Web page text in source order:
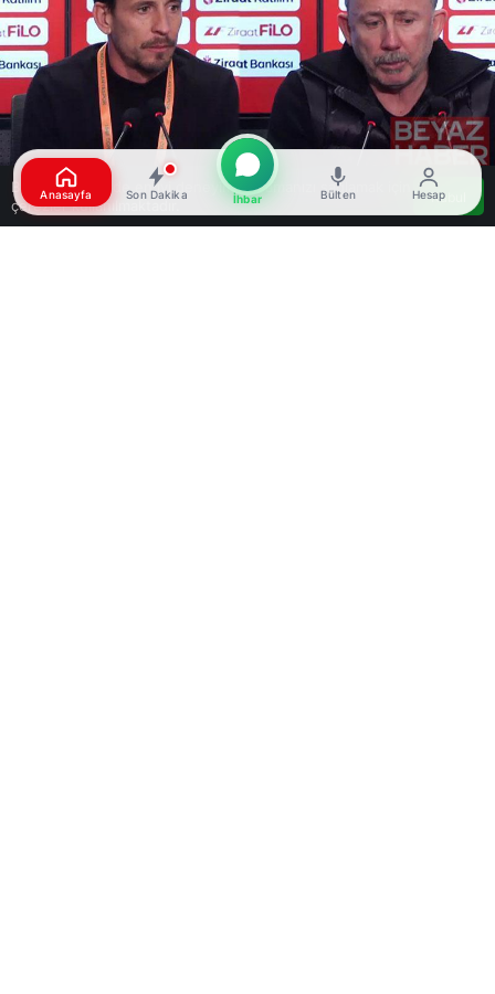
Bu web sitesinde en iyi deneyimi yaşamanızı sağlamak için
çerezler kullanılmaktadır.
Kabul
Anasayfa Son Dakika İhbar Bülten Hesap